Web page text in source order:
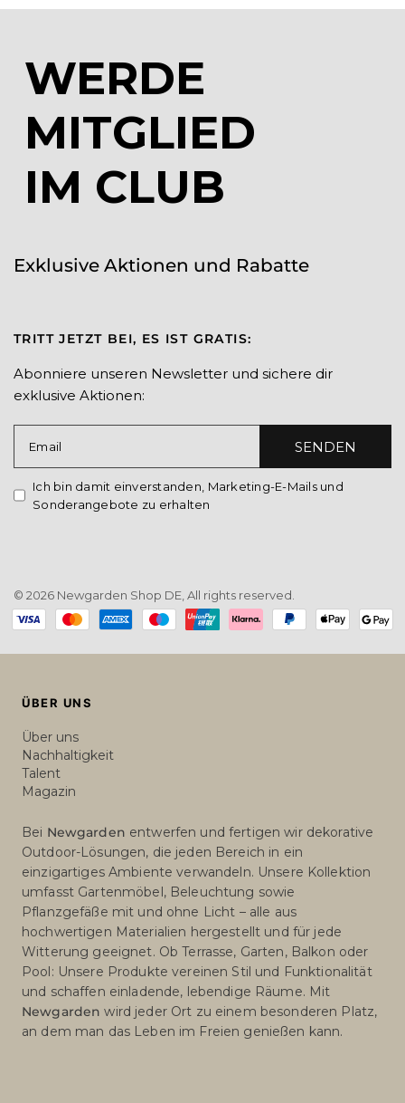
WERDE
MITGLIED
IM CLUB
Exklusive Aktionen und Rabatte
TRITT JETZT BEI, ES IST GRATIS:
Abonniere unseren Newsletter und sichere dir
exklusive Aktionen:
Email SENDEN
Ich bin damit einverstanden, Marketing-E-Mails und
Sonderangebote zu erhalten
© 2026 Newgarden Shop DE, All rights reserved.
Payment
methods
ÜBER UNS
Über uns
Nachhaltigkeit
Talent
Magazin
Bei Newgarden entwerfen und fertigen wir dekorative
Outdoor-Lösungen, die jeden Bereich in ein
einzigartiges Ambiente verwandeln. Unsere Kollektion
umfasst Gartenmöbel, Beleuchtung sowie
Pflanzgefäße mit und ohne Licht – alle aus
hochwertigen Materialien hergestellt und für jede
Witterung geeignet. Ob Terrasse, Garten, Balkon oder
Pool: Unsere Produkte vereinen Stil und Funktionalität
und schaffen einladende, lebendige Räume. Mit
Newgarden wird jeder Ort zu einem besonderen Platz,
an dem man das Leben im Freien genießen kann.